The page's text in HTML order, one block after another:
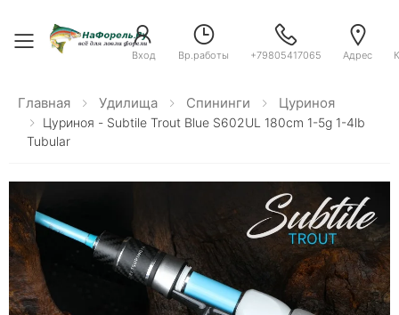
Toggle menu
Вход Вр.работы +79805417065 Адрес
Главная Удилища Спининги Цуриноя
Цуриноя - Subtile Trout Blue S602UL 180cm 1-5g 1-4lb
Tubular